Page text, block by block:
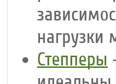
нагрузки
Степперы